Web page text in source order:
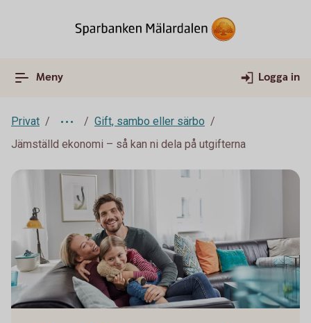
Meny Logga in
Privat
Gift, sambo eller särbo
Jämställd ekonomi – så kan ni dela på utgifterna